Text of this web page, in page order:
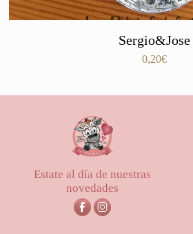
Sergio&Jose
0,20€
Estate al día de nuestras
novedades